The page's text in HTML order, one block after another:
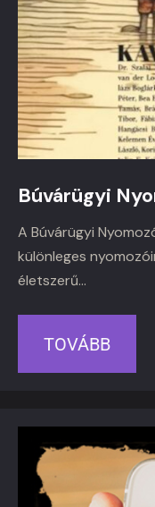
Búvárügyi
A Búvárügyi
különleges
életszerű…
TOVÁBB